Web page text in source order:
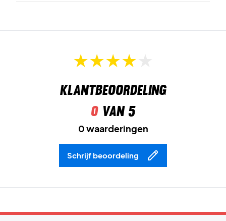
Klantbeoordeling
0van 5
0 waarderingen
Schrijf beoordeling